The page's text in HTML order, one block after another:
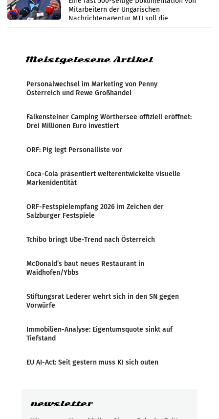
Mitarbeitern der Ungarischen
Nachrichtenagentur MTI soll die
systematische Nachrichten-Manipulation und
Meistgelesene Artikel
Personalwechsel im Marketing von Penny
Österreich und Rewe Großhandel
Falkensteiner Camping Wörthersee offiziell eröffnet:
Drei Millionen Euro investiert
ORF: Pig legt Personalliste vor
Coca-Cola präsentiert weiterentwickelte visuelle
Markenidentität
ORF-Festspielempfang 2026 im Zeichen der
Salzburger Festspiele
Tchibo bringt Ube-Trend nach Österreich
McDonald’s baut neues Restaurant in
Waidhofen/Ybbs
Stiftungsrat Lederer wehrt sich in den SN gegen
Vorwürfe
Immobilien-Analyse: Eigentumsquote sinkt auf
Tiefstand
EU AI-Act: Seit gestern muss KI sich outen
newsletter